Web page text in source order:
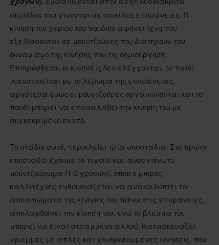
σημάδια που γίνονται σε ποικίλες επιφάνειες. Η
κίνηση του χεριού του παιδιού αφήνει ίχνη που
εξελίσσονται σε μουντζούρες που διατηρούν τον
δυναμισμό της κίνησης που τις δημιούργησε.
Επιπρόσθετα, οι κινήσεις δεν ελέγχονται, το παιδί
ικανοποιείται με το λέρωμα της επιφάνειας,
αργότερα όμως οι μουντζούρες οργανώνονται και το
παιδί μπορεί να επαναλάβει την κίνηση του με
συγκεκριμένο σκοπό.
Το στάδιο αυτό, περικλείει τρία υποστάδια. Στο πρώτο
υποστάδιο έχουμε το τυχαίο και ανοργάνωτο
μουντζούρωμα (1-2 χρονών), όπου ο μικρός
καλλιτέχνης ενθουσιάζεται να ανακαλύπτει τα
αποτυπώματα της κίνησης του πάνω στις επιφάνειες,
απολαμβάνει την κίνηση του, ενώ το βλέμμα του
μπορεί να είναι στραμμένο αλλού. Κατασκευάζει
γραμμές με απλές και χονδροκομμένες κινήσεις, που